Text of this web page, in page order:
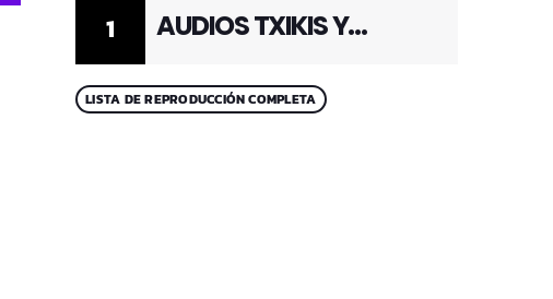
1 AUDIOS TXIKIS Y
LISTA DE REPRODUCCIÓN COMPLETA